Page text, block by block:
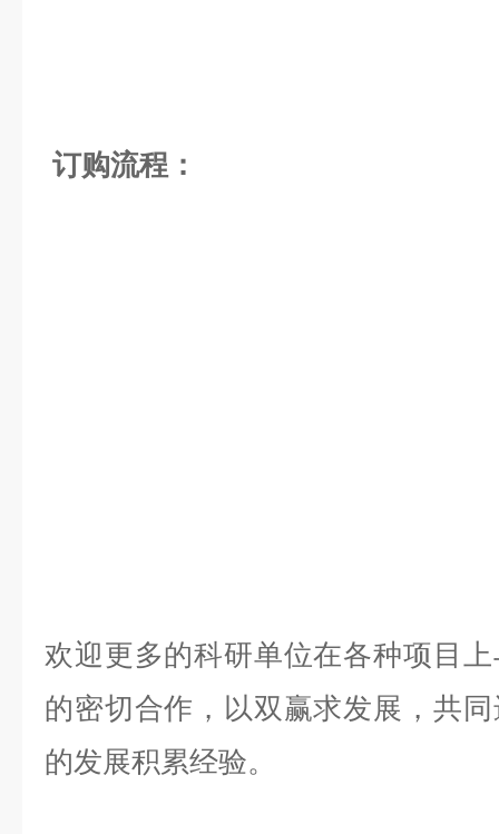
订购流程：
欢迎更多的科研单位在各种项目
的密切合作，以双赢求发展，共
的发展积累经验。